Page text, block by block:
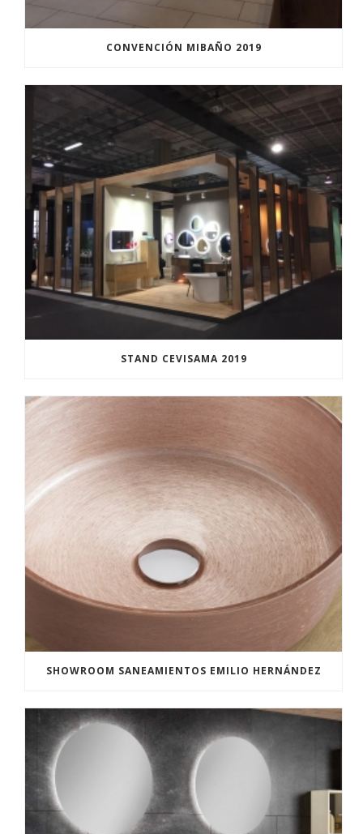
CONVENCIÓN MIBAÑO 2019
STAND CEVISAMA 2019
SHOWROOM SANEAMIENTOS EMILIO HERNÁNDEZ